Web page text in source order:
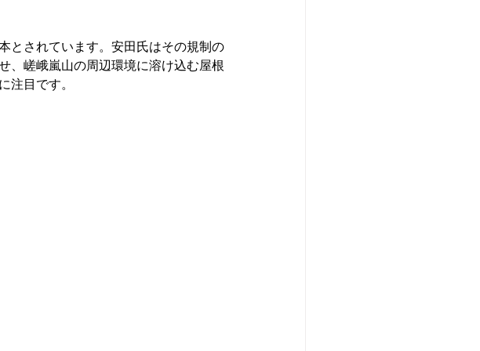
とされています。安田氏はその規制の
、嵯峨嵐山の周辺環境に溶け込む屋根
注目です。